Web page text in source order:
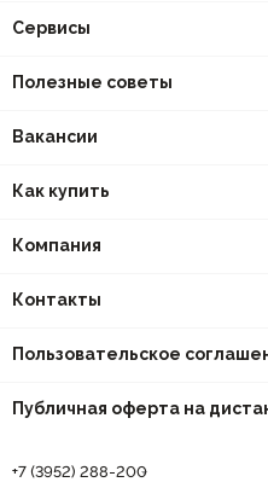
Сервисы
Полезные советы
Вакансии
Как купить
Компания
Контакты
Пользовательское
Публичная оферта на
+7 (3952) 288-200